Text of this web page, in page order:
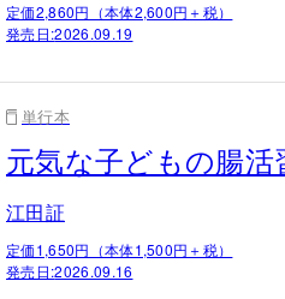
定価2,860円（本体2,600円＋税）
発売日:2026.09.19
単行本
元気な子どもの腸
江田証
定価1,650円（本体1,500円＋税）
発売日:2026.09.16